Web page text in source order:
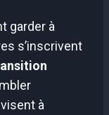
garder à
s’inscrivent
à